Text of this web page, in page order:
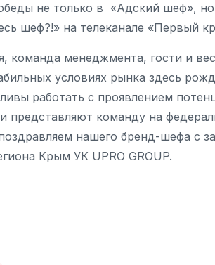
не только в «Адский шеф»,
шеф?!» на телеканале «Первый
команда менеджмента, гости и
условиях рынка здесь
работать с проявлением
представляют команду на
нашего бренд-шефа с
Крым УК UPRO GROUP.